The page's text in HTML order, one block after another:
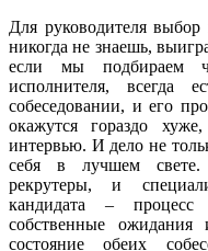
Для руководителя выбор
никогда не знаешь,
если мы подбираем
исполнителя, всегда
собеседовании, и его
окажутся гораздо
интервью. И дело не
себя в лучшем
рекрутеры, и
кандидата –
собственные ожидания
состояние обеих